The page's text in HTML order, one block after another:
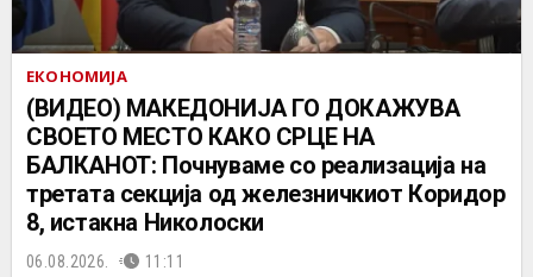
ЕКОНОМИЈА
(ВИДЕО) МАКЕДОНИЈА ГО ДОКАЖУВА
СВОЕТО МЕСТО КАКО СРЦЕ НА
БАЛКАНОТ: Почнуваме со реализација на
третата секција од железничкиот Коридор
8, истакна Николоски
06.08.2026. 11:11